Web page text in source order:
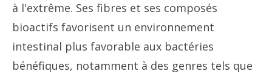
à l'extrême. Ses fibres et ses composés
bioactifs favorisent un environnement
intestinal plus favorable aux bactéries
bénéfiques, notamment à des genres tels que